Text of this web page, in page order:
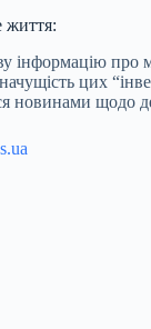
життя:
про
цих
новинами щодо